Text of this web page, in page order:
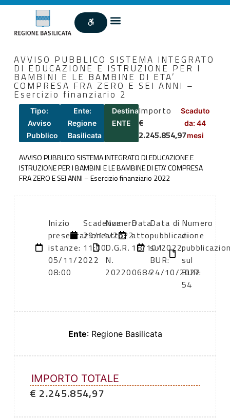
AVVISO PUBBLICO SISTEMA INTEGRATO
DI EDUCAZIONE E ISTRUZIONE PER I
BAMBINI E LE BAMBINE DI ETA’
COMPRESA FRA ZERO E SEI ANNI –
Esercizio finanziario 2
Tipo:
Avviso
Pubblico
Ente:
Regione
Basilicata
Destinatari:
ENTE
Importo
€
2.245.854,97
Scaduto
da: 44
mesi
AVVISO PUBBLICO SISTEMA INTEGRATO DI EDUCAZIONE E
ISTRUZIONE PER I BAMBINI E LE BAMBINE DI ETA’ COMPRESA
FRA ZERO E SEI ANNI – Esercizio finanziario 2022
Inizio
presentazione
istanze:
05/11/2022
08:00
Scadenza:
29/11/2022
11:00
Numero
atto:
D.G.R.
N.
202200684
Data
atto:
18/10/2022
Data di
pubblicazione
sul
BUR:
24/10/2022
Numero
di
sul
BUR:
54
Ente: Regione Basilicata
IMPORTO TOTALE
€ 2.245.854,97